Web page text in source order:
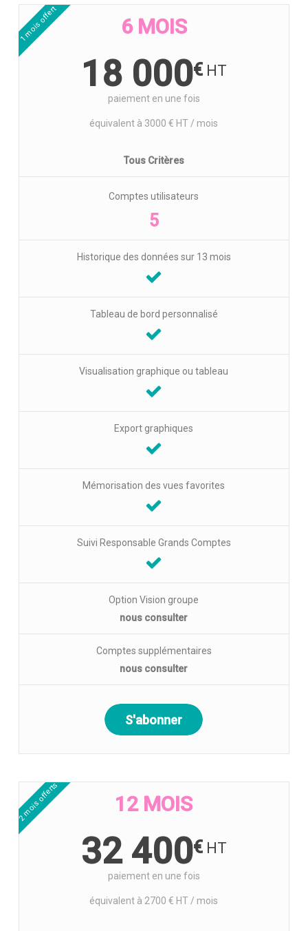
6 MOIS
1 mois offert
18 000€
paiement en une fois
équivalent à 3000 € HT / mois
Tous Critères
Comptes utilisateurs
5
Historique des données sur 13 mois
Tableau de bord personnalisé
Visualisation graphique ou tableau
Export graphiques
Mémorisation des vues favorites
Suivi Responsable Grands Comptes
Option Vision groupe
nous consulter
Comptes supplémentaires
nous consulter
S'abonner
12 MOIS
2 mois offerts
32 400€
paiement en une fois
équivalent à 2700 € HT / mois